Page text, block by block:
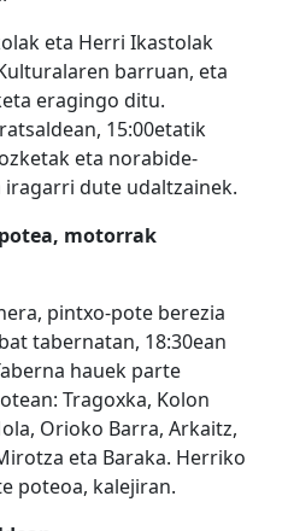
eta Herri Ikastolak
barruan, eta
eragingo ditu.
15:00etatik
eta norabide-
dute udaltzainek.
motorrak
pintxo-pote berezia
tabernatan, 18:30ean
hauek parte
Tragoxka, Kolon
Orioko Barra, Arkaitz,
eta Baraka. Herriko
poteoa, kalejiran.